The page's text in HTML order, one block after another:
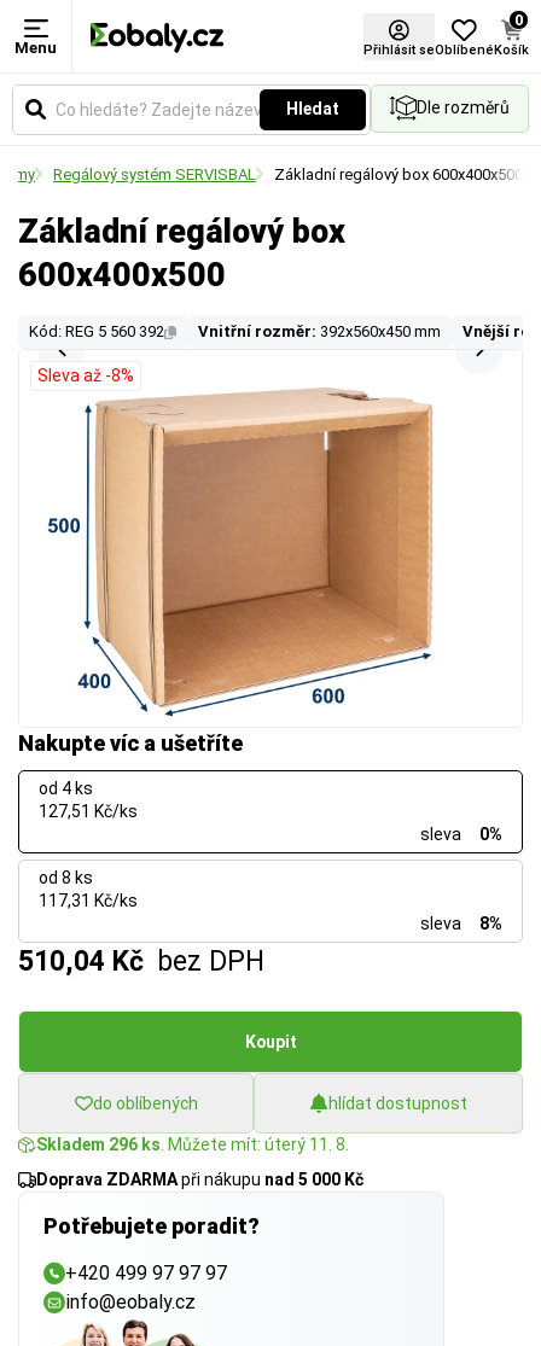
Menu Přihlásit seOblíbené
0
Košík
Hledat Dle rozměrů
Regálový systém SERVISBAL Základní regálový box 600x400x500
Základní regálový box
600x400x500
Kód: REG 5 560 392 Vnitřní rozměr: 392x560x450 mm Vnější
Nakupte víc a ušetříte
od 4 ks
127,51 Kč/ks
sleva
0%
od 8 ks
117,31 Kč/ks
sleva
8%
510,04 Kč bez DPH
Koupit
do oblíbených hlídat dostupnost
Skladem 296 ks . Můžete mít: úterý 11. 8.
Doprava ZDARMApři nákupu nad 5 000 Kč
Potřebujete poradit?
+420 499 97 97 97
info@eobaly.cz
Sleva až -8%